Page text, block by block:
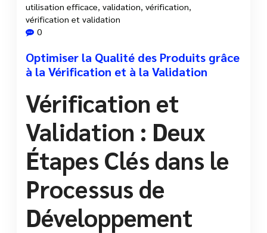
utilisation efficace, validation, vérification,
vérification et validation
0
Optimiser la Qualité des Produits grâce
à la Vérification et à la Validation
Vérification et
Validation : Deux
Étapes Clés dans le
Processus de
Développement